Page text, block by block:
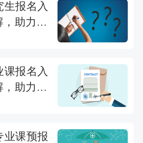
生报名入
助力20
考
课报名入
助力20
考
业课预报